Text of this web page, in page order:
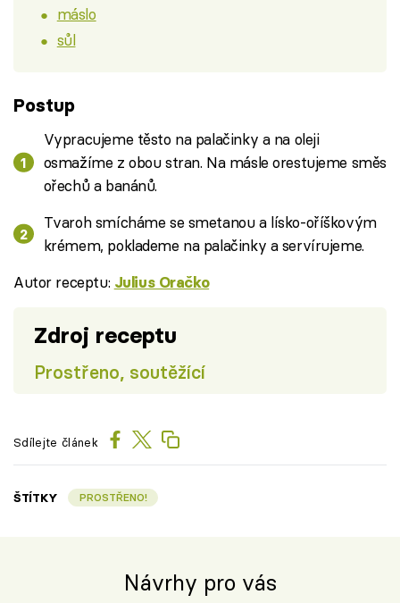
máslo
sůl
Postup
Vypracujeme těsto na palačinky a na oleji
osmažíme z obou stran. Na másle orestujeme směs
ořechů a banánů.
Tvaroh smícháme se smetanou a lísko-oříškovým
krémem, poklademe na palačinky a servírujeme.
Autor receptu: Julius Oračko
Zdroj receptu
Prostřeno, soutěžící
Sdílejte článek
ŠTÍTKY PROSTŘENO!
Návrhy pro vás